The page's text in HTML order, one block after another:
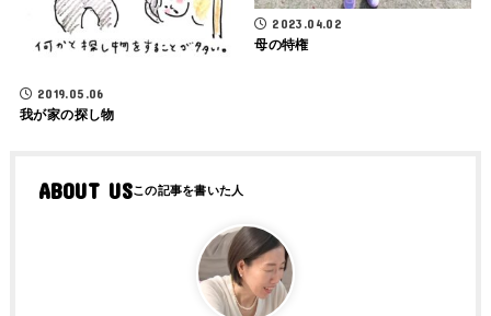
2019.05.06
我が家の探し物
2023.04.02
母の特権
ABOUT US